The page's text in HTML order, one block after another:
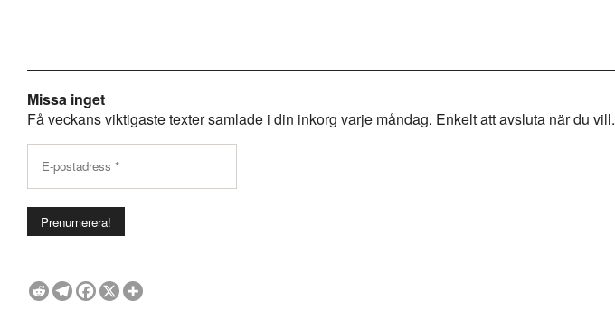
Missa inget
Få veckans viktigaste texter samlade i din inkorg varje måndag. Enkelt att avsluta när du vill.